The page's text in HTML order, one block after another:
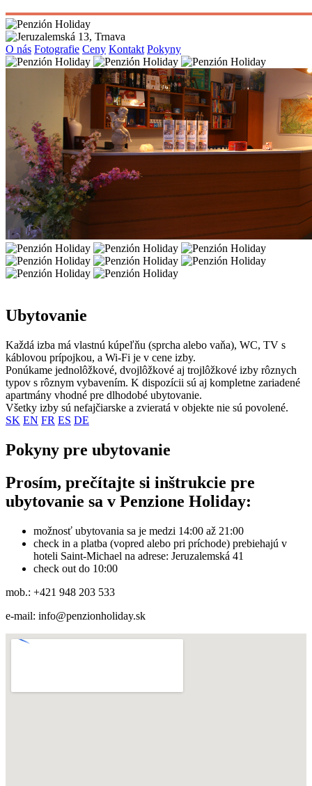
O nás Fotografie Ceny Kontakt Pokyny
Ubytovanie
Každá izba má vlastnú kúpeľňu (sprcha alebo vaňa), WC, TV s
káblovou prípojkou, a Wi‑Fi je v cene izby.
Ponúkame jednolôžkové, dvojlôžkové aj trojlôžkové izby rôznych
typov s rôznym vybavením. K dispozícii sú aj kompletne zariadené
apartmány vhodné pre dlhodobé ubytovanie.
Všetky izby sú nefajčiarske a zvieratá v objekte nie sú povolené.
SK EN FR ES DE
Pokyny pre ubytovanie
Prosím, prečítajte si inštrukcie pre
ubytovanie sa v Penzione Holiday:
možnosť ubytovania sa je medzi 14:00 až 21:00
check in a platba (vopred alebo pri príchode) prebiehajú v
hoteli Saint-Michael na adrese: Jeruzalemská 41
check out do 10:00
mob.: +421 948 203 533
e-mail: info@penzionholiday.sk